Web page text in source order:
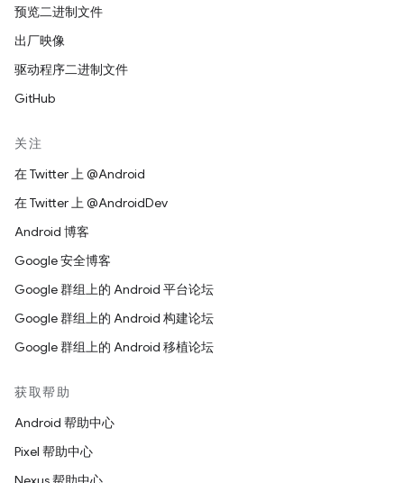
预览二进制文件
出厂映像
驱动程序二进制文件
GitHub
关注
在 Twitter 上 @Android
在 Twitter 上 @AndroidDev
Android 博客
Google 安全博客
Google 群组上的 Android 平台论坛
Google 群组上的 Android 构建论坛
Google 群组上的 Android 移植论坛
获取帮助
Android 帮助中心
Pixel 帮助中心